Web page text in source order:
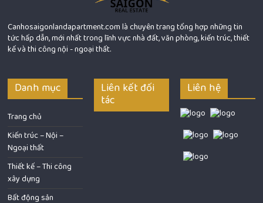
Canhosaigonlandapartment.com là chuyên trang tổng hợp những tin
tức hấp dẫn, mới nhất trong lĩnh vực nhà đất, văn phòng, kiến trúc, thiết
kế và thi công nội - ngoại thất.
Danh mục
Trang chủ
Kiến trúc – Nội –
Ngoại thất
Thiết kế – Thi công
xây dựng
Bất động sản
Liên kết đối
tác
Liên hệ